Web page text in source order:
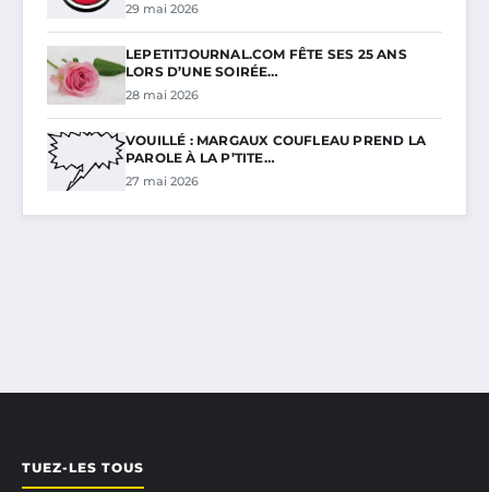
29 mai 2026
LEPETITJOURNAL.COM FÊTE SES 25 ANS
LORS D’UNE SOIRÉE…
28 mai 2026
VOUILLÉ : MARGAUX COUFLEAU PREND LA
PAROLE À LA P’TITE…
27 mai 2026
TUEZ-LES TOUS